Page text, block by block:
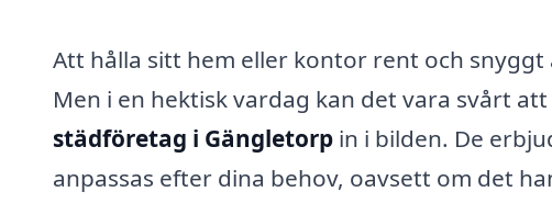
Att hålla sitt hem eller kontor rent och
Men i en hektisk vardag kan det vara svårt
städföretag i Gängletorp in i bilden. De
anpassas efter dina behov, oavsett om det